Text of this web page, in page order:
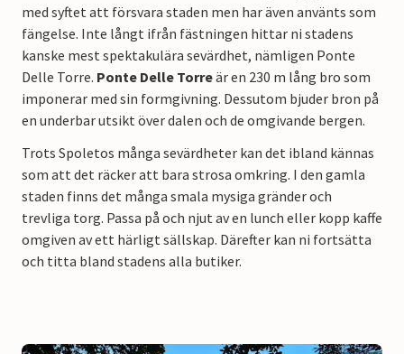
med syftet att försvara staden men har även använts som
fängelse. Inte långt ifrån fästningen hittar ni stadens
kanske mest spektakulära sevärdhet, nämligen Ponte
Delle Torre. Ponte Delle Torreär en 230 m lång bro som
imponerar med sin formgivning. Dessutom bjuder bron på
en underbar utsikt över dalen och de omgivande bergen.
Trots Spoletos många sevärdheter kan det ibland kännas
som att det räcker att bara strosa omkring. I den gamla
staden finns det många smala mysiga gränder och
trevliga torg. Passa på och njut av en lunch eller kopp kaffe
omgiven av ett härligt sällskap. Därefter kan ni fortsätta
och titta bland stadens alla butiker.